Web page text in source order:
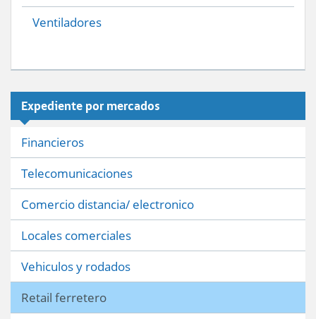
Ventiladores
Expediente por mercados
Financieros
Telecomunicaciones
Comercio distancia/ electronico
Locales comerciales
Vehiculos y rodados
Retail ferretero